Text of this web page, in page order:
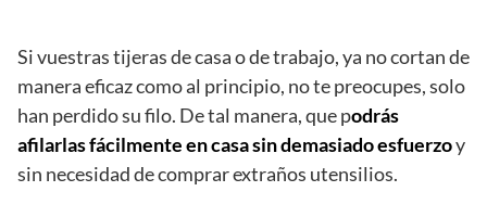
Si vuestras tijeras de casa o de trabajo, ya no cortan de
manera eficaz como al principio, no te preocupes, solo
han perdido su filo. De tal manera, que podrás
afilarlas fácilmente en casa sin demasiado esfuerzoy
sin necesidad de comprar extraños utensilios.